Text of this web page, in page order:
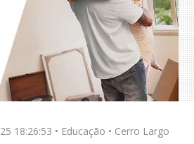
18:26:53 • Educação • Cerro Largo